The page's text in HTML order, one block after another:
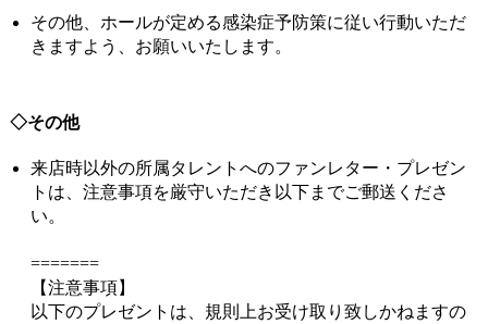
その他、ホールが定める感染症予防策に従い行動いただ
きますよう、お願いいたします。
◇その他
来店時以外の所属タレントへのファンレター・プレゼン
トは、注意事項を厳守いただき以下までご郵送くださ
い。
=======
【注意事項】
以下のプレゼントは、規則上お受け取り致しかねますの